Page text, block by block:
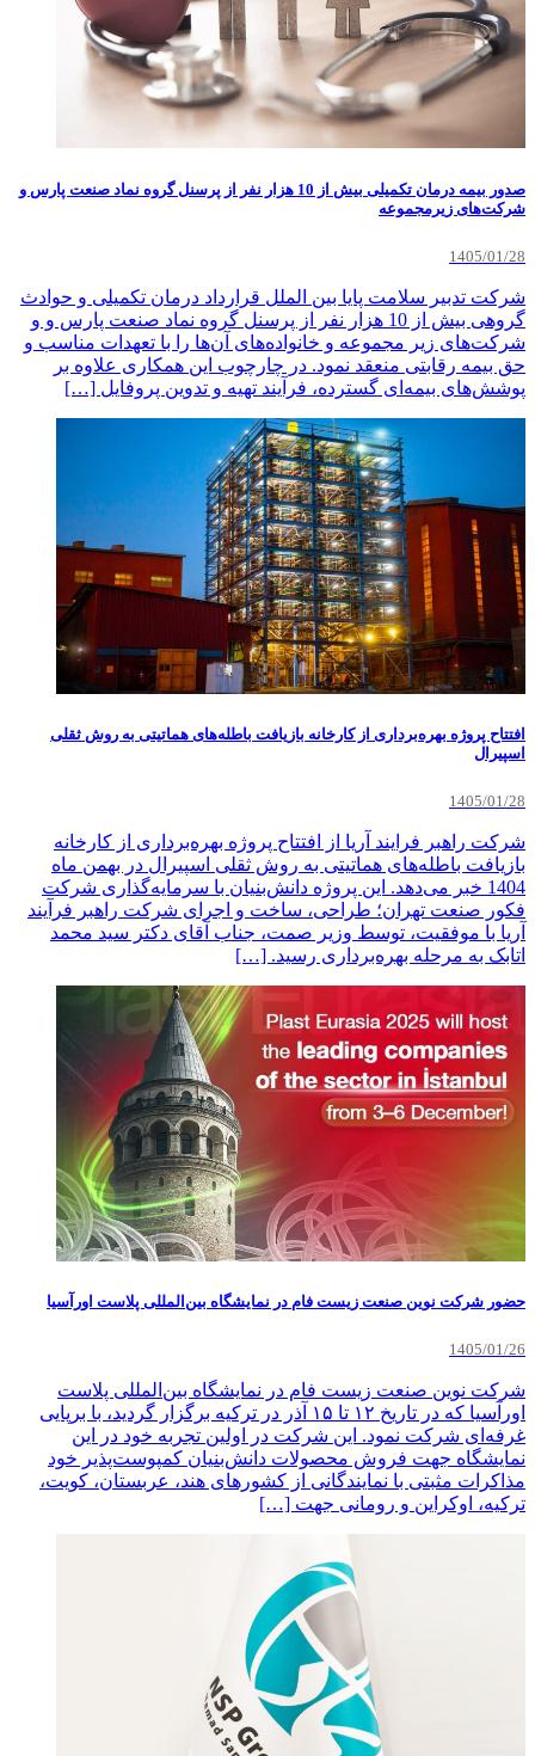
صدور بیمه درمان تکمیلی بیش از 10 هزار نفر از پرسنل گروه نماد صنعت پارس و
شرکت‌های زیرمجموعه
1405/01/28
شرکت تدبیر سلامت پایا بین ‌الملل قرارداد درمان تکمیلی و حوادث
گروهی بیش از 10 هزار نفر از پرسنل گروه نماد صنعت پارس و و
شرکت‌های زیر مجموعه و خانواده‌های آن‌ها را با تعهدات مناسب و
حق بیمه رقابتی منعقد نمود. در چارچوب این همکاری علاوه بر
پوشش‌های بیمه‌ای گسترده، فرآیند تهیه و تدوین پروفایل […]
افتتاح پروژه بهره‌برداری از کارخانه بازیافت باطله‌های هماتیتی به روش ثقلی
اسپیرال
1405/01/28
شرکت راهبر فرایند آریا از افتتاح پروژه بهره‌برداری از کارخانه
بازیافت باطله‌های هماتیتی به روش ثقلی اسپیرال در بهمن ماه
1404 خبر می‌دهد. این پروژه دانش‌بنیان با سرمایه‌گذاری شرکت
فکور صنعت تهران؛ طراحی، ساخت و اجرای شرکت راهبر فرآیند
آریا با موفقیت، توسط وزیر صمت، جناب آقای دکتر سید محمد
اتابک به مرحله بهره‌برداری رسید. […]
حضور شرکت نوین صنعت زیست فام در نمایشگاه بین‌المللی پلاست اورآسیا
1405/01/26
شرکت نوین صنعت زیست فام در نمایشگاه بین‌المللی پلاست
اورآسیا که در تاریخ ۱۲ تا ۱۵ آذر در ترکیه برگزار گردید، با برپایی
غرفه‌ای شرکت نمود. این شرکت در اولین تجربه خود در این
نمایشگاه جهت فروش محصولات دانش‌بنیان کمپوست‌پذیر خود
مذاکرات مثبتی با نمایندگانی از کشورهای هند، عربستان، کویت،
ترکیه، اوکراین و رومانی جهت […]